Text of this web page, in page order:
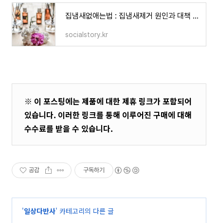
집냄새없애는법 : 집냄새제거 원인과 대책 안내
socialstory.kr
※ 이 포스팅에는 제품에 대한 제휴 링크가 포함되어
있습니다. 이러한 링크를 통해 이루어진 구매에 대해
수수료를 받을 수 있습니다.
공감 구독하기
'일상다반사' 카테고리의 다른 글